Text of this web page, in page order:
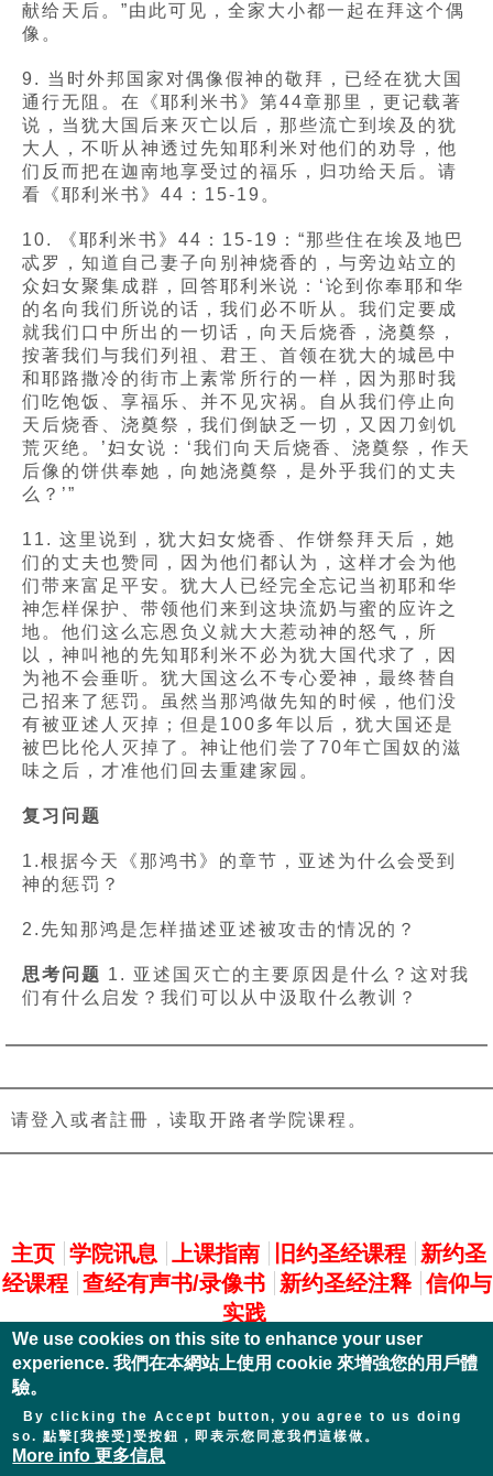
献给天后。”由此可见，全家大小都一起在拜这个偶
像。
9. 当时外邦国家对偶像假神的敬拜，已经在犹大国
通行无阻。在《耶利米书》第44章那里，更记载著
说，当犹大国后来灭亡以后，那些流亡到埃及的犹
大人，不听从神透过先知耶利米对他们的劝导，他
们反而把在迦南地享受过的福乐，归功给天后。请
看《耶利米书》44：15-19。
10. 《耶利米书》44：15-19：“那些住在埃及地巴
忒罗，知道自己妻子向别神烧香的，与旁边站立的
众妇女聚集成群，回答耶利米说：‘论到你奉耶和华
的名向我们所说的话，我们必不听从。我们定要成
就我们口中所出的一切话，向天后烧香，浇奠祭，
按著我们与我们列祖、君王、首领在犹大的城邑中
和耶路撒冷的街市上素常所行的一样，因为那时我
们吃饱饭、享福乐、并不见灾祸。自从我们停止向
天后烧香、浇奠祭，我们倒缺乏一切，又因刀剑饥
荒灭绝。’妇女说：‘我们向天后烧香、浇奠祭，作天
后像的饼供奉她，向她浇奠祭，是外乎我们的丈夫
么？’”
11. 这里说到，犹大妇女烧香、作饼祭拜天后，她
们的丈夫也赞同，因为他们都认为，这样才会为他
们带来富足平安。犹大人已经完全忘记当初耶和华
神怎样保护、带领他们来到这块流奶与蜜的应许之
地。他们这么忘恩负义就大大惹动神的怒气，所
以，神叫祂的先知耶利米不必为犹大国代求了，因
为祂不会垂听。犹大国这么不专心爱神，最终替自
己招来了惩罚。虽然当那鸿做先知的时候，他们没
有被亚述人灭掉；但是100多年以后，犹大国还是
被巴比伦人灭掉了。神让他们尝了70年亡国奴的滋
味之后，才准他们回去重建家园。
复习问题
1.根据今天《那鸿书》的章节，亚述为什么会受到
神的惩罚？
2.先知那鸿是怎样描述亚述被攻击的情况的？
思考问题 1. 亚述国灭亡的主要原因是什么？这对我
们有什么启发？我们可以从中汲取什么教训？
请登入或者註冊，读取开路者学院课程。
主選單
主页 学院讯息 上课指南 旧约圣经课程
新约圣
经课程
查经有声书/录像书 新约圣经注释 信仰与
实践
We use cookies on this site to enhance your user
experience. 我們在本網站上使用 cookie 來增強您的用戶體
驗。
By clicking the Accept button, you agree to us doing
so. 點擊[我接受]受按鈕，即表示您同意我們這樣做。
More info 更多信息